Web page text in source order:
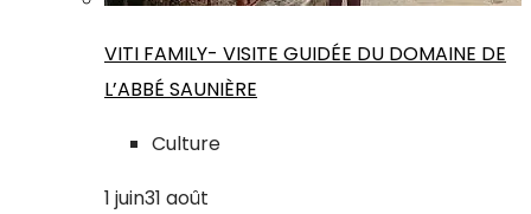
VITI FAMILY- VISITE GUIDÉE DU DOMAINE DE
L’ABBÉ SAUNIÈRE
Culture
1 juin31 août